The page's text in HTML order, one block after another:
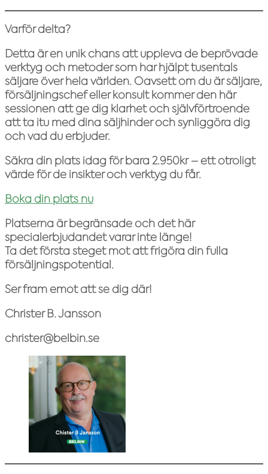
Varför delta?
Detta är en unik chans att uppleva de beprövade
verktyg och metoder som har hjälpt tusentals
säljare över hela världen. Oavsett om du är säljare,
försäljningschef eller konsult kommer den här
sessionen att ge dig klarhet och självförtroende
att ta itu med dina säljhinder och synliggöra dig
och vad du erbjuder.
Säkra din plats idag för bara 2.950kr– ett otroligt
värde för de insikter och verktyg du får.
Boka din plats nu
Platserna är begränsade och det här
specialerbjudandet varar inte länge!
Ta det första steget mot att frigöra din fulla
försäljningspotential.
Ser fram emot att se dig där!
Christer B. Jansson
christer@belbin.se